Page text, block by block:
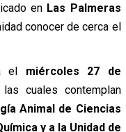
en Las Palmeras
conocer de cerca el
el miércoles 27 de
cuales contemplan
Animal de Ciencias
y a la Unidad de